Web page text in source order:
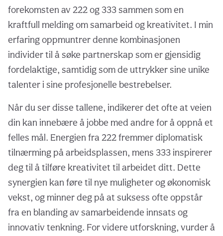
forekomsten av 222 og 333 sammen som en
kraftfull melding om samarbeid og kreativitet. I min
erfaring oppmuntrer denne kombinasjonen
individer til å søke partnerskap som er gjensidig
fordelaktige, samtidig som de uttrykker sine unike
talenter i sine profesjonelle bestrebelser.
Når du ser disse tallene, indikerer det ofte at veien
din kan innebære å jobbe med andre for å oppnå et
felles mål. Energien fra 222 fremmer diplomatisk
tilnærming på arbeidsplassen, mens 333 inspirerer
deg til å tilføre kreativitet til arbeidet ditt. Dette
synergien kan føre til nye muligheter og økonomisk
vekst, og minner deg på at suksess ofte oppstår
fra en blanding av samarbeidende innsats og
innovativ tenkning. For videre utforskning, vurder å